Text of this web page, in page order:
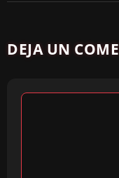
DEJA UN